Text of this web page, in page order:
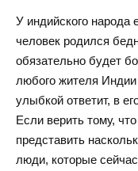
У индийского народа
человек родился
обязательно будет
любого жителя Индии
улыбкой ответит, в
Если верить тому,
представить
люди, которые